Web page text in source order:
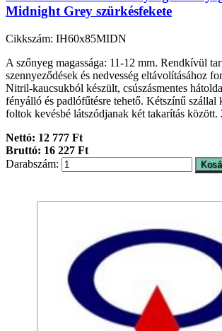
Midnight Grey szürkésfekete
Cikkszám: IH60x85MIDN
A szőnyeg magassága: 11-12 mm. Rendkívül
szennyeződések és nedvesség eltávolításához
Nitril-kaucsukból készült, csúszásmentes
fényálló és padlófűtésre tehető. Kétszínű szállal
foltok kevésbé látszódjanak két takarítás között.
Nettó: 12 777 Ft
Bruttó: 16 227 Ft
Darabszám: